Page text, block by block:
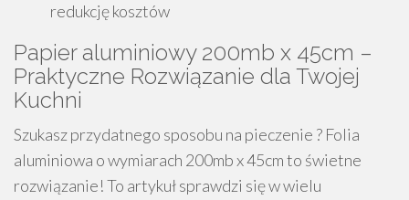
redukcję kosztów
Papier aluminiowy 200mb x 45cm –
Praktyczne Rozwiązanie dla Twojej
Kuchni
Szukasz przydatnego sposobu na pieczenie ? Folia
aluminiowa o wymiarach 200mb x 45cm to świetne
rozwiązanie! To artykuł sprawdzi się w wielu